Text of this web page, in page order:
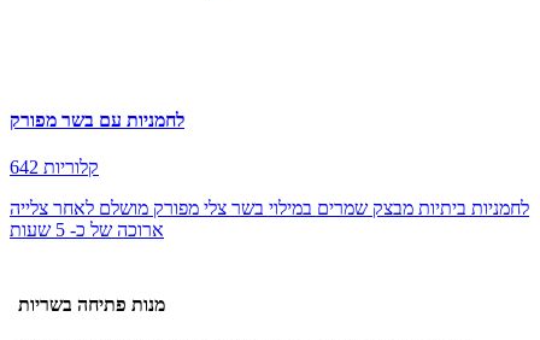
לחמניות עם בשר מפורק
642 קלוריות
לחמניות ביתיות מבצק שמרים במילוי בשר צלי מפורק מושלם לאחר צלייה
ארוכה של כ- 5 שעות
מנות פתיחה בשריות